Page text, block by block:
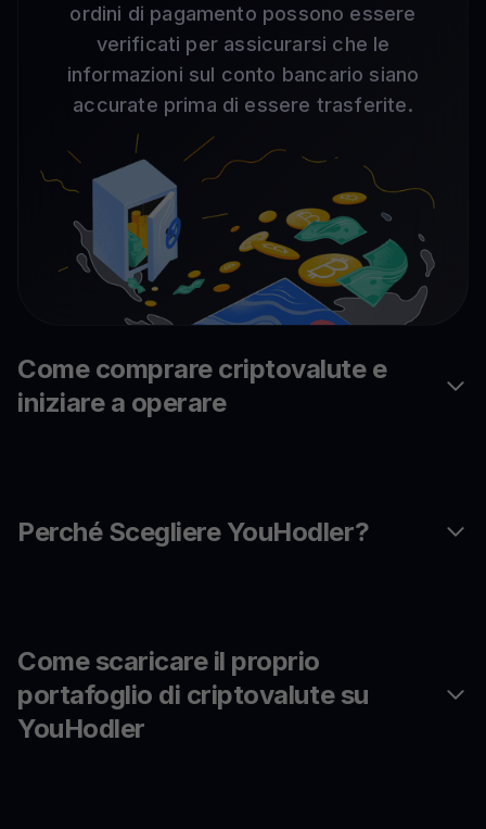
ordini di pagamento possono essere
verificati per assicurarsi che le
informazioni sul conto bancario siano
accurate prima di essere trasferite.
Come comprare criptovalute e
iniziare a operare
Perché Scegliere YouHodler?
Come scaricare il proprio
portafoglio di criptovalute su
YouHodler